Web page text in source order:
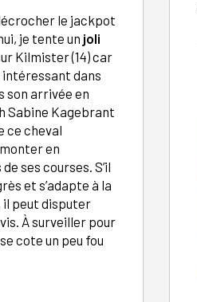
le jackpot
je tente un joli
Kilmister (14) car
intéressant dans
son arrivée en
Sabine Kagebrant
ce cheval
en
ses courses. S’il
et s’adapte à la
il peut disputer
À surveiller pour
cote un peu fou